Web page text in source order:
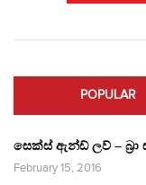
POPULAR
සෙක්ස් ඇන්ඩ් ලව් – බ්‍රා
February 15, 2016